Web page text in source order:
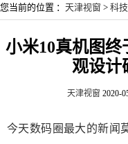
您当前的位置 ： 天津视窗 > 科技
小米10真机图
观设计
天津视窗 2020-
今天数码圈最大的新闻